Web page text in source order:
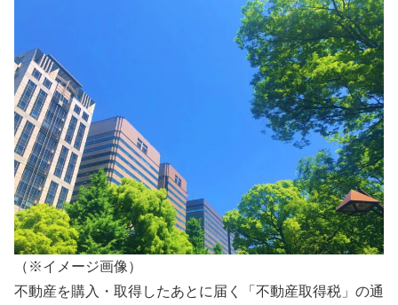
（※イメージ画像）
不動産を購入・取得したあとに届く「不動産取得税」の通